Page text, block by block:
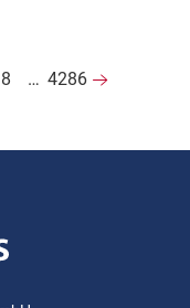
8 … 4286